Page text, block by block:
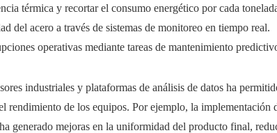
térmica y recortar el consumo energético por cada
del acero a través de sistemas de monitoreo en tiempo real.
operativas mediante tareas de mantenimiento
industriales y plataformas de análisis de datos ha
rendimiento de los equipos. Por ejemplo, la implementación
generado mejoras en la uniformidad del producto final,